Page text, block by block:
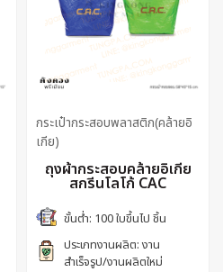
กระเป๋ากระสอบพลาสติก(คล้ายอิ
เกีย)
ถุงผ้ากระสอบคล้ายอิเกีย
สกรีนโลโก้ CAC
ขั้นต่ำ: 100 ใบขึ้นไป ชิ้น
ประเภทงานผลิต: งาน
สำเร็จรูป/งานผลิตใหม่